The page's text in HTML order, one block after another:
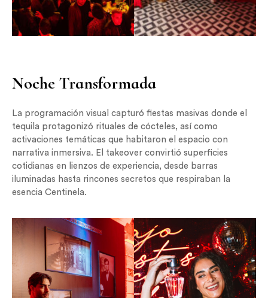
Noche Transformada
La programación visual capturó fiestas masivas donde el
tequila protagonizó rituales de cócteles, así como
activaciones temáticas que habitaron el espacio con
narrativa inmersiva. El takeover convirtió superficies
cotidianas en lienzos de experiencia, desde barras
iluminadas hasta rincones secretos que respiraban la
esencia Centinela.